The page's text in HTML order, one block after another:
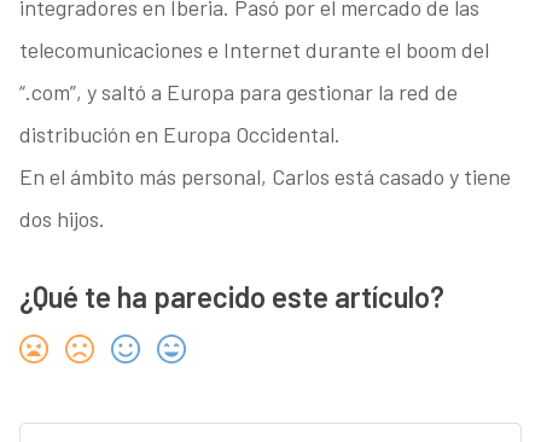
integradores en Iberia. Pasó por el mercado de las
telecomunicaciones e Internet durante el boom del
“.com”, y saltó a Europa para gestionar la red de
distribución en Europa Occidental.
En el ámbito más personal, Carlos está casado y tiene
dos hijos.
¿Qué te ha parecido este artículo?